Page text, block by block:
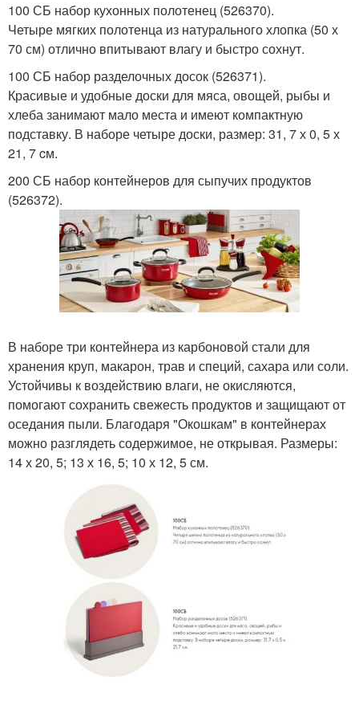
100 СБ набор кухонных полотенец (526370).
Четыре мягких полотенца из натурального хлопка (50 х
70 см) отлично впитывают влагу и быстро сохнут.
100 СБ набор разделочных досок (526371).
Красивые и удобные доски для мяса, овощей, рыбы и
хлеба занимают мало места и имеют компактную
подставку. В наборе четыре доски, размер: 31, 7 х 0, 5 х
21, 7 cм.
200 СБ набор контейнеров для сыпучих продуктов
(526372).
В наборе три контейнера из карбоновой стали для
хранения круп, макарон, трав и специй, сахара или соли.
Устойчивы к воздействию влаги, не окисляются,
помогают сохранить свежесть продуктов и защищают от
оседания пыли. Благодаря "Окошкам" в контейнерах
можно разглядеть содержимое, не открывая. Размеры:
14 х 20, 5; 13 х 16, 5; 10 х 12, 5 см.